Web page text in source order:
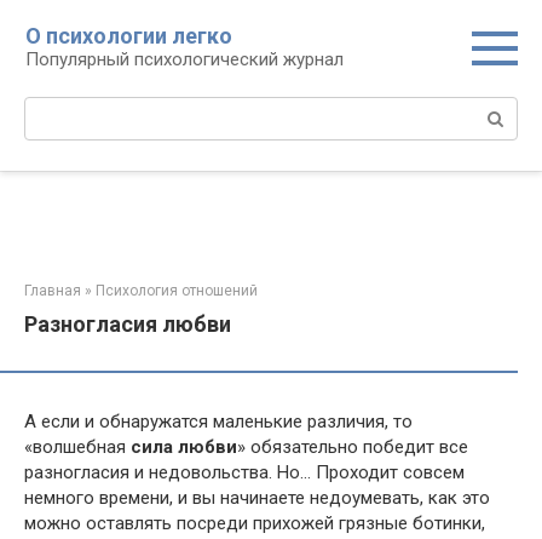
контенту
О психологии легко
Популярный психологический журнал
Главная » Психология отношений
Разногласия любви
А если и обнаружатся маленькие различия, то
«волшебная сила любви» обязательно победит все
разногласия и недовольства. Но… Проходит совсем
немного времени, и вы начинаете недоумевать, как это
можно оставлять посреди прихожей грязные ботинки,